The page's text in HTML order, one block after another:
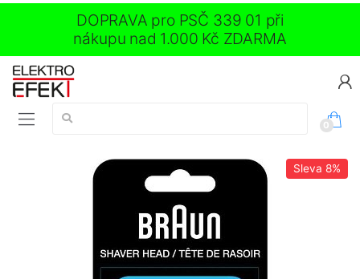
DOPRAVA pro PSČ 339 01 při
nákupu nad 1.000 Kč ZDARMA
Vyhledávání:
0
Sleva 8%